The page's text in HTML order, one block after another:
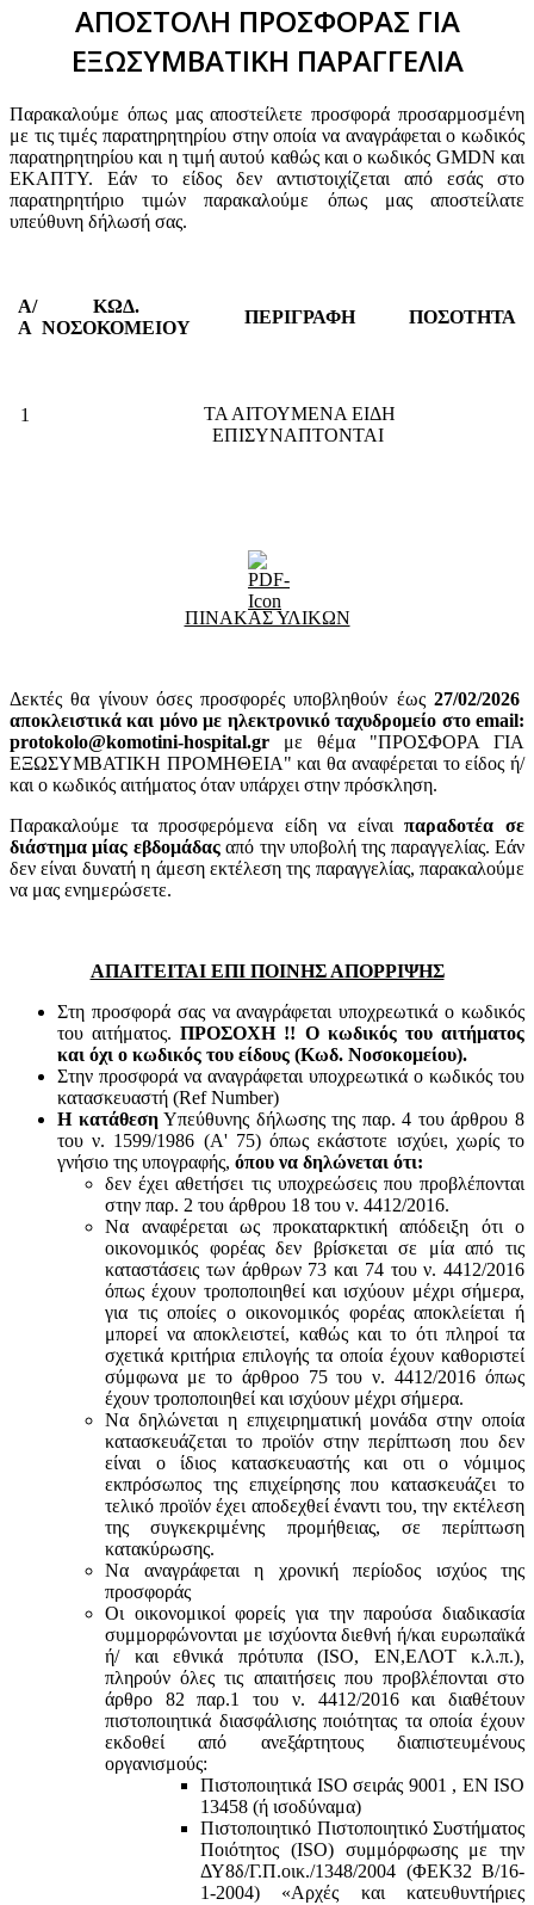
ΑΠΟΣΤΟΛΗ ΠΡΟΣΦΟΡΑΣ ΓΙΑ
ΕΞΩΣΥΜΒΑΤΙΚΗ ΠΑΡΑΓΓΕΛΙΑ
Παρακαλούμε όπως μας αποστείλετε προσφορά προσαρμοσμένη
με τις τιμές παρατηρητηρίου στην οποία να αναγράφεται ο κωδικός
παρατηρητηρίου και η τιμή αυτού καθώς και ο κωδικός GMDN και
ΕΚΑΠΤΥ. Εάν το είδος δεν αντιστοιχίζεται από εσάς στο
παρατηρητήριο τιμών παρακαλούμε όπως μας αποστείλατε
υπεύθυνη δήλωσή σας.
Α/
Α
ΚΩΔ.
ΝΟΣΟΚΟΜΕΙΟΥ
ΠΕΡΙΓΡΑΦΗ ΠΟΣΟΤΗΤΑ
1
ΤΑ ΑΙΤΟΥΜΕΝΑ ΕΙΔΗ
ΕΠΙΣΥΝΑΠΤΟΝΤΑΙ
ΠΙΝΑΚΑΣ ΥΛΙΚΩΝ
Δεκτές θα γίνουν όσες προσφορές υποβληθούν έως 27/02/2026
αποκλειστικά και μόνο με ηλεκτρονικό ταχυδρομείο στο email:
protokolo@komotini-hospital.gr με θέμα "ΠΡΟΣΦΟΡΑ ΓΙΑ
ΕΞΩΣΥΜΒΑΤΙΚΗ ΠΡΟΜΗΘΕΙΑ" και θα αναφέρεται το είδος ή/
και ο κωδικός αιτήματος όταν υπάρχει στην πρόσκληση.
Παρακαλούμε τα προσφερόμενα είδη να είναιπαραδοτέα σε
διάστημα μίας εβδομάδαςαπό την υποβολή της παραγγελίας. Εάν
δεν είναι δυνατή η άμεση εκτέλεση της παραγγελίας, παρακαλούμε
να μας ενημερώσετε.
ΑΠΑΙΤΕΙΤΑΙ ΕΠΙ ΠΟΙΝΗΣ ΑΠΟΡΡΙΨΗΣ
Στη προσφορά σας να αναγράφεται υποχρεωτικά ο κωδικός
του αιτήματος.ΠΡΟΣΟΧΗ !! Ο κωδικός του αιτήματος
και όχι ο κωδικός του είδους (Κωδ. Νοσοκομείου).
Στην προσφορά να αναγράφεται υποχρεωτικά ο κωδικός του
κατασκευαστή (Ref Number)
Η κατάθεσηΥπεύθυνης δήλωσης της παρ. 4 του άρθρου 8
του ν. 1599/1986 (Α' 75) όπως εκάστοτε ισχύει, χωρίς το
γνήσιο της υπογραφής, όπου να δηλώνεται ότι:
δεν έχει αθετήσει τις υποχρεώσεις που προβλέπονται
στην παρ. 2 του άρθρου 18 του ν. 4412/2016.
Να αναφέρεται ως προκαταρκτική απόδειξη ότι ο
οικονομικός φορέας δεν βρίσκεται σε μία από τις
καταστάσεις των άρθρων 73 και 74 του ν. 4412/2016
όπως έχουν τροποποιηθεί και ισχύουν μέχρι σήμερα,
για τις οποίες ο οικονομικός φορέας αποκλείεται ή
μπορεί να αποκλειστεί, καθώς και το ότι πληροί τα
σχετικά κριτήρια επιλογής τα οποία έχουν καθοριστεί
σύμφωνα με τo άρθροo 75 του ν. 4412/2016 όπως
έχουν τροποποιηθεί και ισχύουν μέχρι σήμερα.
Να δηλώνεται η επιχειρηματική μονάδα στην οποία
κατασκευάζεται το προϊόν στην περίπτωση που δεν
είναι ο ίδιος κατασκευαστής και oτι ο νόμιμος
εκπρόσωπος της επιχείρησης που κατασκευάζει το
τελικό προϊόν έχει αποδεχθεί έναντι του, την εκτέλεση
της συγκεκριμένης προμήθειας, σε περίπτωση
κατακύρωσης.
Να αναγράφεται η χρονική περίοδος ισχύος της
προσφοράς
Οι οικονομικοί φορείς για την παρούσα διαδικασία
συμμορφώνονται με ισχύοντα διεθνή ή/και ευρωπαϊκά
ή/ και εθνικά πρότυπα (ISO, ΕΝ,ΕΛΟΤ κ.λ.π.),
πληρούν όλες τις απαιτήσεις που προβλέπονται στο
άρθρο 82 παρ.1 του ν. 4412/2016 και διαθέτουν
πιστοποιητικά διασφάλισης ποιότητας τα οποία έχουν
εκδοθεί από ανεξάρτητους διαπιστευμένους
οργανισμούς:
Πιστοποιητικά ISO σειράς 9001 , ΕΝ ISO
13458 (ή ισοδύναμα)
Πιστοποιητικό Πιστοποιητικό Συστήματος
Ποιότητος (ISO) συμμόρφωσης με την
ΔΥ8δ/Γ.Π.οικ./1348/2004 (ΦΕΚ32 Β/16-
1-2004) «Αρχές και κατευθυντήριες